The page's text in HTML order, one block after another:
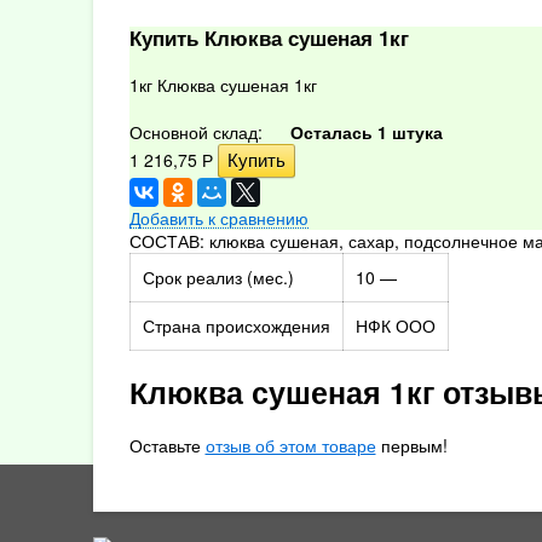
Купить Клюква сушеная 1кг
1кг Клюква сушеная 1кг
Основной склад:
Осталась 1 штука
1 216,75 Р
Добавить к сравнению
СОСТАВ: клюква сушеная, сахар, подсолнечное
Срок реализ (мес.)
10 —
Страна происхождения
НФК ООО
Клюква сушеная 1кг
Оставьте отзыв об этом товарепервым!